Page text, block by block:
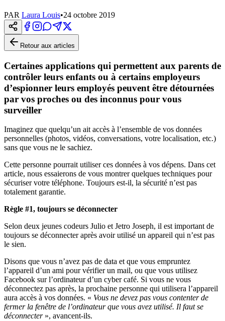
PAR Laura Louis•24 octobre 2019
Retour aux articles
Certaines applications qui permettent aux parents de
contrôler leurs enfants ou à certains employeurs
d’espionner leurs employés peuvent être détournées
par vos proches ou des inconnus pour vous
surveiller
Imaginez que quelqu’un ait accès à l’ensemble de vos données
personnelles (photos, vidéos, conversations, votre localisation, etc.)
sans que vous ne le sachiez.
Cette personne pourrait utiliser ces données à vos dépens. Dans cet
article, nous essaierons de vous montrer quelques techniques pour
sécuriser votre téléphone. Toujours est-il, la sécurité n’est pas
totalement garantie.
Règle #1, toujours se déconnecter
Selon deux jeunes codeurs Julio et Jetro Joseph, il est important de
toujours se déconnecter après avoir utilisé un appareil qui n’est pas
le sien.
Disons que vous n’avez pas de data et que vous empruntez
l’appareil d’un ami pour vérifier un mail, ou que vous utilisez
Facebook sur l’ordinateur d’un cyber café. Si vous ne vous
déconnectez pas après, la prochaine personne qui utilisera l’appareil
aura accès à vos données. « Vous ne devez pas vous contenter de
fermer la fenêtre de l’ordinateur que vous avez utilisé. Il faut se
déconnecter », avancent-ils.